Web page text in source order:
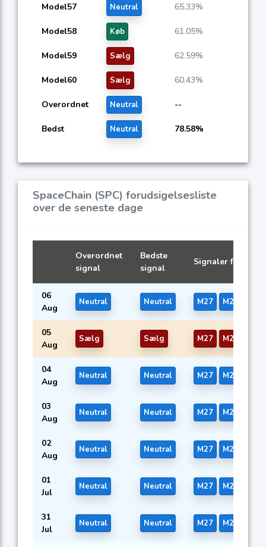
Model57 Neutral 65.33%
Model58 Køb 61.05%
Model59 Sælg 62.59%
Model60 Sælg 60.43%
Overordnet Neutral --
Bedst Neutral 78.58%
SpaceChain (SPC) forudsigelsesliste
over de seneste dage
Overordnet
signal
Bedste
signal
Signaler fra AI-
06
Aug
Neutral Neutral M27 M28
05
Aug
Sælg Sælg M27 M28
04
Aug
Neutral Neutral M27 M28
03
Aug
Neutral Neutral M27 M28
02
Aug
Neutral Neutral M27 M28
01
Jul
Neutral Neutral M27 M28
31
Jul
Neutral Neutral M27 M28